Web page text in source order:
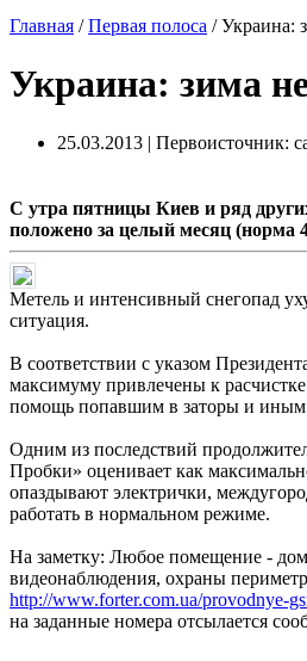
Главная /Первая полоса /Украина:
Украина: зима
25.03.2013 | Первоисточник:
С утра пятницы Киев и ряд
положено за целый месяц (норма
Метель и интенсивный снегопад
ситуация.
В соответствии с указом
максимуму привлечены к
помощь попавшим в заторы и иным
Одним из последствий
Пробки» оценивает как
опаздывают электрички,
работать в нормальном режиме.
На заметку: Любое помещение -
видеонаблюдения, охраны
http://www.forter.com.ua/provodnye-
на заданные номера отсылается